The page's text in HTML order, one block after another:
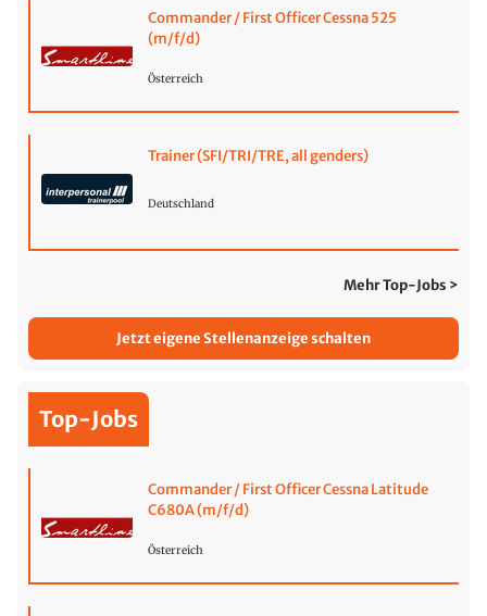
Commander / First Officer Cessna 525
(m/f/d)
Österreich
Trainer (SFI/TRI/TRE, all genders)
Deutschland
Mehr Top-Jobs >
Jetzt eigene Stellenanzeige schalten
Top-Jobs
Commander / First Officer Cessna Latitude
C680A (m/f/d)
Österreich